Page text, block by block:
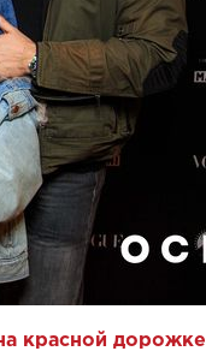
красной дорожке